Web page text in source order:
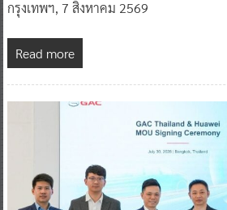
กรุงเทพฯ, 7 สิงหาคม 2569
Read more